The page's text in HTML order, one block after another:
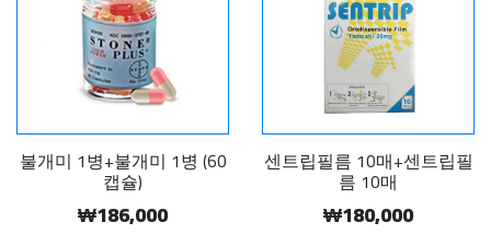
불개미 1병+불개미 1병 (60
캡슐)
₩186,000
센트립필름 10매+센트립필
름 10매
₩180,000